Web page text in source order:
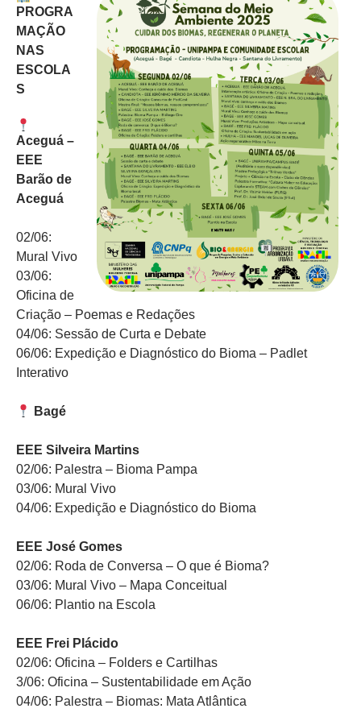
PROGRA
MAÇÃO
NAS
ESCOLA
S
Aceguá –
EEE
Barão de
Aceguá
02/06:
Mural Vivo
03/06:
Oficina de
Criação – Poemas e Redações
04/06: Sessão de Curta e Debate
06/06: Expedição e Diagnóstico do Bioma – Padlet
Interativo
Bagé
EEE Silveira Martins
02/06: Palestra – Bioma Pampa
03/06: Mural Vivo
04/06: Expedição e Diagnóstico do Bioma
EEE José Gomes
02/06: Roda de Conversa – O que é Bioma?
03/06: Mural Vivo – Mapa Conceitual
06/06: Plantio na Escola
EEE Frei Plácido
02/06: Oficina – Folders e Cartilhas
3/06: Oficina – Sustentabilidade em Ação
04/06: Palestra – Biomas: Mata Atlântica